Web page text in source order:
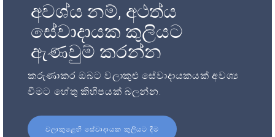
අවශ්ය නම්, අථත්ය
සේවාදායක කුලියට
ඇණවුම් කරන්න
කරුණාකර ඔබට වලාකුළු සේවාදායකයක් අවශ්‍ය
වීමට හේතු කිහිපයක් බලන්න.
වලාකුළෙහි සේවාදායක කුලියට දීම